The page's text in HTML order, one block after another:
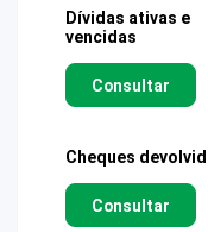
Dívidas ativas e
vencidas
Consultar
Cheques
Consultar